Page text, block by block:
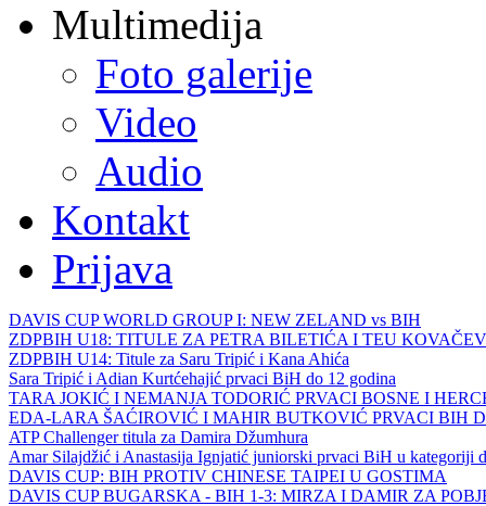
Multimedija
Foto galerije
Video
Audio
Kontakt
Prijava
DAVIS CUP WORLD GROUP I: NEW ZELAND vs BIH
ZDPBIH U18: TITULE ZA PETRA BILETIĆA I TEU
ZDPBIH U14: Titule za Saru Tripić i Kana Ahića
Sara Tripić i Adian Kurtćehajić prvaci BiH do 12 godina
TARA JOKIĆ I NEMANJA TODORIĆ PRVACI BOSNE I
EDA-LARA ŠAĆIROVIĆ I MAHIR BUTKOVIĆ PRVACI BIH
ATP Challenger titula za Damira Džumhura
Amar Silajdžić i Anastasija Ignjatić juniorski prvaci BiH u kategoriji
DAVIS CUP: BIH PROTIV CHINESE TAIPEI U GOSTIMA
DAVIS CUP BUGARSKA - BIH 1-3: MIRZA I DAMIR ZA